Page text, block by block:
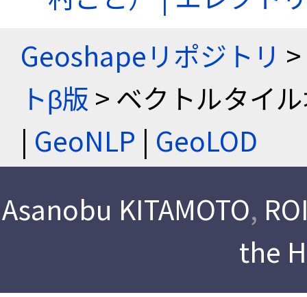
Geoshapeリポジトリ >
トβ版 > ベクトルタイ
| GeoNLP | GeoLOD
Asanobu KITAMOTO,
the